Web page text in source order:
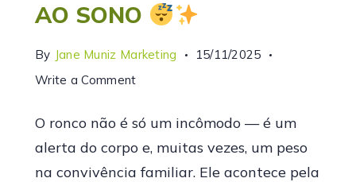
AO SONO
By Jane Muniz Marketing
15/11/2025
Write a Comment
O ronco não é só um incômodo — é um
alerta do corpo e, muitas vezes, um peso
na convivência familiar. Ele acontece pela